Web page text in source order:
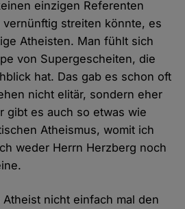
einzigen Referenten
vernünftig streiten könnte, es
Atheisten. Man fühlt sich
von Supergescheiten, die
hat. Das gab es schon oft
nicht elitär, sondern eher
gibt es auch so etwas wie
Atheismus, womit ich
weder Herrn Herzberg noch
Atheist nicht einfach mal den